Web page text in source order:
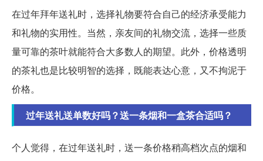
在过年拜年送礼时，选择礼物要符合自己的经济承受能力
和礼物的实用性。当然，亲友间的礼物交流，选择一些质
量可靠的茶叶就能符合大多数人的期望。此外，价格透明
的茶礼也是比较明智的选择，既能表达心意，又不拘泥于
价格。
过年送礼送单数好吗？送一条烟和一盒茶合适吗？
个人觉得，在过年送礼时，送一条价格稍高档次点的烟和